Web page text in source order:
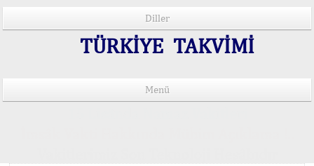
Diller
TÜRKİYE TAKVİMİ
Menü